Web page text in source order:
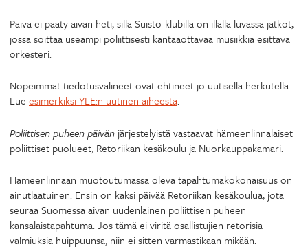
Päivä ei pääty aivan heti, sillä Suisto-klubilla on illalla luvassa jatkot,
jossa soittaa useampi poliittisesti kantaaottavaa musiikkia esittävä
orkesteri.
Nopeimmat tiedotusvälineet ovat ehtineet jo uutisella herkutella.
Lue esimerkiksi YLE:n uutinen aiheesta.
Poliittisen puheen päivän järjestelyistä vastaavat hämeenlinnalaiset
poliittiset puolueet, Retoriikan kesäkoulu ja Nuorkauppakamari.
Hämeenlinnaan muotoutumassa oleva tapahtumakokonaisuus on
ainutlaatuinen. Ensin on kaksi päivää Retoriikan kesäkoulua, jota
seuraa Suomessa aivan uudenlainen poliittisen puheen
kansalaistapahtuma. Jos tämä ei viritä osallistujien retorisia
valmiuksia huippuunsa, niin ei sitten varmastikaan mikään.